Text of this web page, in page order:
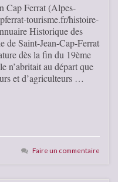
Cap Ferrat (Alpes-
tourisme.fr/histoire-
Historique des
de Saint-Jean-Cap-Ferrat
dès la fin du 19ème
n’abritait au départ que
et d’agriculteurs …
Faire un commentaire